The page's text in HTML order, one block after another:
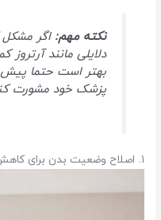
نکته مهم: اگر مشکل
دلایلی مانند
بهتر است حتما پیش
پزشک خود مشورت
۱. اصلاح وضعیت بدن برای کاهش سریع درد کمر